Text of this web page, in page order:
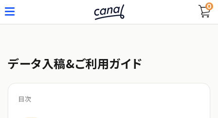
0
データ入稿&ご利用ガイド
目次